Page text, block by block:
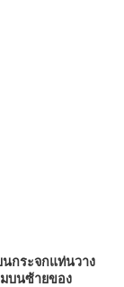
กระจกแท่นวาง
บนซ้ายของ